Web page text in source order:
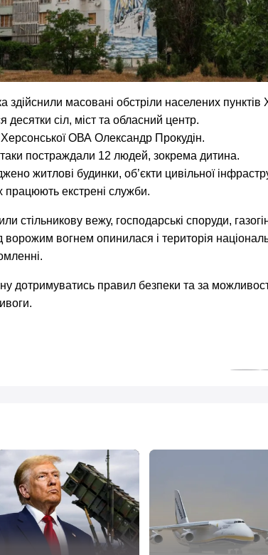
здійснили масовані обстріли населених пунктів
десятки сіл, міст та обласний центр.
ОВА Олександр Прокудін.
постраждали 12 людей, зокрема дитина.
житлові будинки, об’єкти цивільної
працюють екстрені служби.
стільникову вежу, господарські споруди,
ворожим вогнем опинилася і територія
дотримуватись правил безпеки та за